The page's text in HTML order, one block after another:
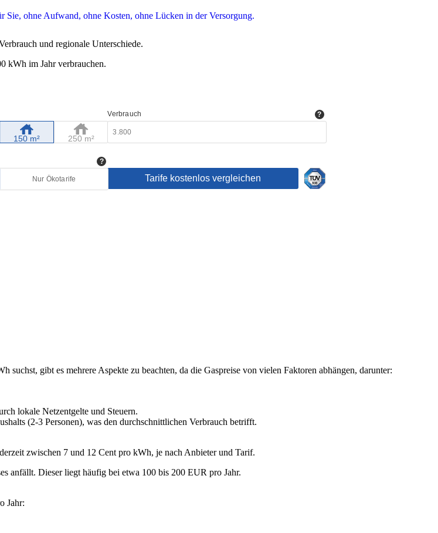
und regionale Unterschiede.
kWh im Jahr verbrauchen.
gibt es mehrere Aspekte zu beachten, da die Gaspreise von vielen Faktoren abhängen, darunter:
lokale Netzentgelte und Steuern.
(2-3 Personen), was den durchschnittlichen Verbrauch betrifft.
zwischen 7 und 12 Cent pro kWh, je nach Anbieter und Tarif.
anfällt. Dieser liegt häufig bei etwa 100 bis 200 EUR pro Jahr.
Jahr: